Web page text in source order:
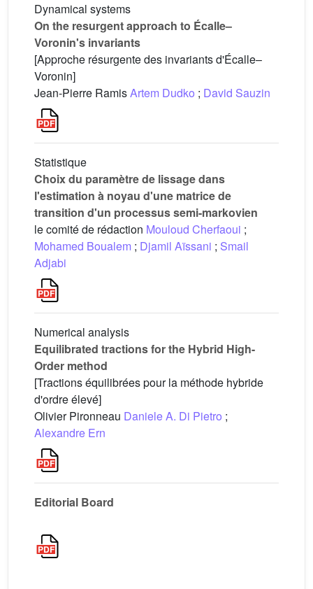
Dynamical systems
On the resurgent approach to Écalle–
Voronin's invariants
[Approche résurgente des invariants d'Écalle–
Voronin]
Jean-Pierre RamisArtem Dudko ; David Sauzin
Statistique
Choix du paramètre de lissage dans
l'estimation à noyau d'une matrice de
transition d'un processus semi-markovien
le comité de rédaction Mouloud Cherfaoui ;
Mohamed Boualem ; Djamil Aïssani ; Smail
Adjabi
Numerical analysis
Equilibrated tractions for the Hybrid High-
Order method
[Tractions équilibrées pour la méthode hybride
d'ordre élevé]
Olivier Pironneau Daniele A. Di Pietro ;
Alexandre Ern
Editorial Board